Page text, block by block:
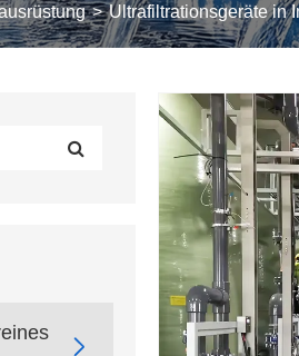
Ultrafiltrationsgeräte in
